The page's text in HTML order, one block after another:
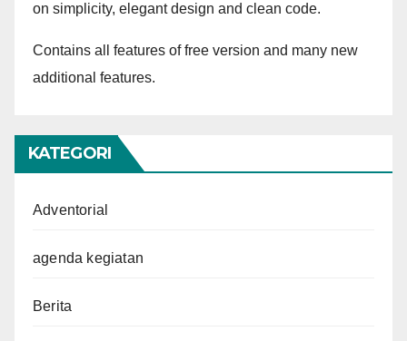
on simplicity, elegant design and clean code.
Contains all features of free version and many new
additional features.
KATEGORI
Adventorial
agenda kegiatan
Berita